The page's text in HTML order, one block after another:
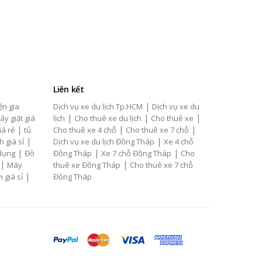
gia
giặt giá
rẻ | tủ
giá sỉ |
| Đồ
| Máy
giá sỉ |
Liên kết
Dịch vụ xe du lịch Tp.HCM | Dịch vụ xe du
lịch | Cho thuê xe du lịch | Cho thuê xe |
Cho thuê xe 4 chỗ | Cho thuê xe 7 chỗ |
Dịch vụ xe du lịch Đồng Tháp | Xe 4 chỗ
Đồng Tháp | Xe 7 chỗ Đồng Tháp | Cho
thuê xe Đồng Tháp | Cho thuê xe 7 chỗ
Đồng Tháp